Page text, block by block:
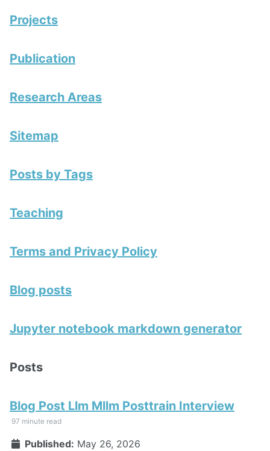
Projects
Publication
Research Areas
Sitemap
Posts by Tags
Teaching
Terms and Privacy Policy
Blog posts
Jupyter notebook markdown generator
Posts
Blog Post Llm Mllm Posttrain Interview
97 minute read
Published: May 26, 2026